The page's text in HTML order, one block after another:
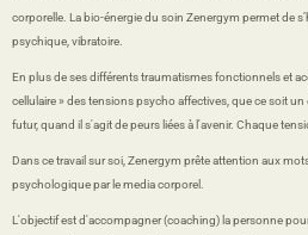
corporelle. La bio-énergie du soin Zenergym permet de
psychique, vibratoire.
En plus de ses différents traumatismes fonctionnels et
cellulaire » des tensions psycho affectives, que ce soit
futur, quand il s'agit de peurs liées à l'avenir. Chaque
Dans ce travail sur soi, Zenergym prête attention aux
psychologique par le media corporel.
L'objectif est d'accompagner (coaching) la personne